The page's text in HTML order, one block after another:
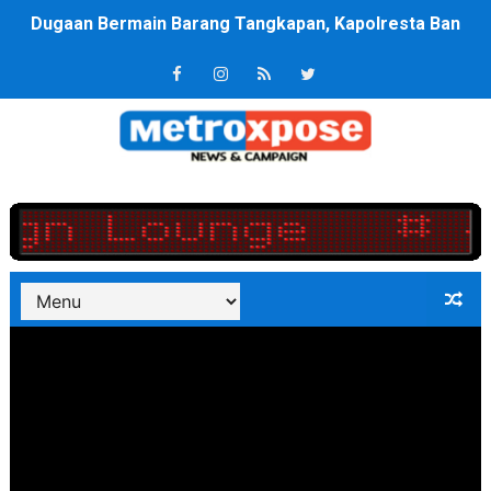
Laga Pertandingan Sepak Bola Tim Pemko Sungai
Rapat Perdana DPC PKB Mandailing Natal, Ketua Edi
Kurve Kecamatan Medan Tembung Antisipasi Banjir
Optimalkan Efisiensi Anggaran, Bupati Taput JTP
Jaringan Pemasok Narkoba Diringkus, Jabodetabek
PT ASDP Cabang Ambon Siap Dukung Program Bank